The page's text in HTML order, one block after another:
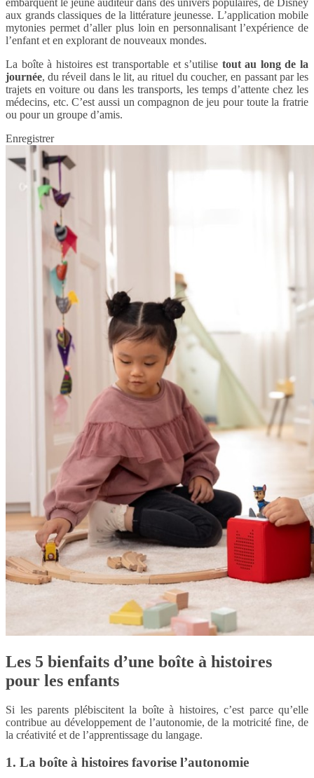
aux grands classiques de la littérature jeunesse. L’application mobile
mytonies permet d’aller plus loin en personnalisant l’expérience de
l’enfant et en explorant de nouveaux mondes.
La boîte à histoires est transportable et s’utilise tout au long de la
journée, du réveil dans le lit, au rituel du coucher, en passant par les
trajets en voiture ou dans les transports, les temps d’attente chez les
médecins, etc. C’est aussi un compagnon de jeu pour toute la fratrie
ou pour un groupe d’amis.
Enregistrer
Les 5 bienfaits d’une boîte à histoires
pour les enfants
Si les parents plébiscitent la boîte à histoires, c’est parce qu’elle
contribue au développement de l’autonomie, de la motricité fine, de
la créativité et de l’apprentissage du langage.
1. La boîte à histoires favorise l’autonomie